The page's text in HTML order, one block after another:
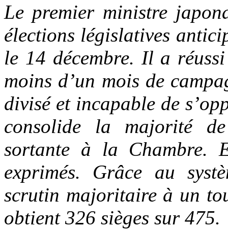
Le premier ministre
élections législatives
le 14 décembre. Il a
moins d’un mois de
divisé et incapable de
consolide la majorité
sortante à la Chambre.
exprimés. Grâce au
scrutin majoritaire à un
obtient 326 sièges sur 475.